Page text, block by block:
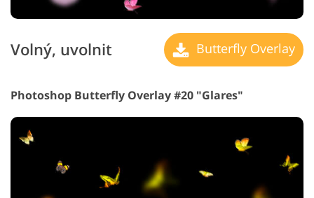
Volný, uvolnit Butterfly Overlay
Photoshop Butterfly Overlay #20 "Glares"